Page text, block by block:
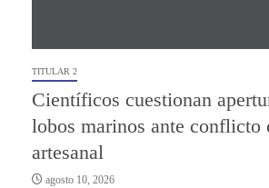
TITULAR 2
Científicos cuestionan
lobos marinos ante conflicto
artesanal
agosto 10, 2026